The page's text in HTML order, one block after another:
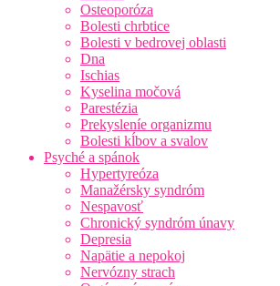
Osteoporóza
Bolesti chrbtice
Bolesti v bedrovej oblasti
Dna
Ischias
Kyselina močová
Parestézia
Prekysleníe organizmu
Bolesti kĺbov a svalov
Psyché a spánok
Hypertyreóza
Manažérsky syndróm
Nespavosť
Chronický syndróm únavy
Depresia
Napätie a nepokoj
Nervózny strach